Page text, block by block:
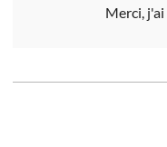
Merci,